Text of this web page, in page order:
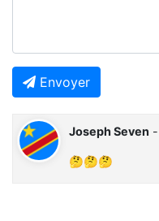
Envoyer
Joseph Seven -
🤔🤔🤔